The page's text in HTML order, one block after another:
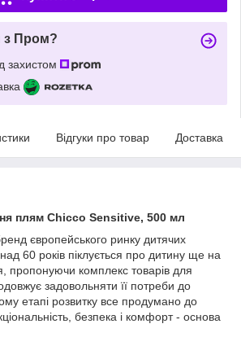
з Пром?
захистом
Відгуки про товар Доставка
плям Chicco Sensitive, 500 мл
європейського ринку дитячих
60 років піклується про дитину ще на
пропонуючи комплекс товарів для
задовольняти її потреби до
етапі розвитку все продумано до
безпека і комфорт - основа